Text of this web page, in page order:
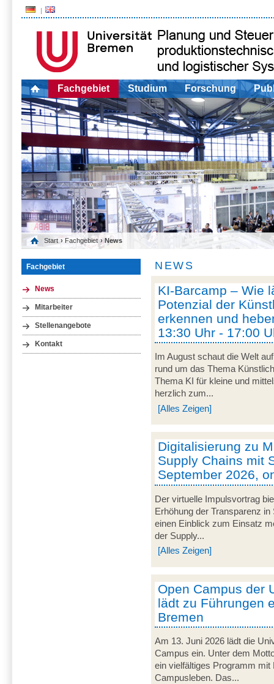
Fachgebiet Studium Forschung
Start › Fachgebiet › News
Fachgebiet
News
Mitarbeiter
Stellenangebote
Kontakt
NEWS
KI-Barcamp – Wie
Potenzial der
erkennen und
13:30 Uhr - 17:00
Im August schaut die Welt
rund um das Thema
Thema KI für kleine und
herzlich zum...
[Alles Zeigen]
Digitalisierung zu
Supply Chains mit
September 2026,
Der virtuelle Impulsvortrag
Erhöhung der Transparenz
einen Einblick zum Einsatz
der Supply...
[Alles Zeigen]
Open Campus der
lädt zu Führungen
Bremen
Am 13. Juni 2026 lädt die
Campus ein. Unter dem
ein vielfältiges Programm
Campusleben. Das...